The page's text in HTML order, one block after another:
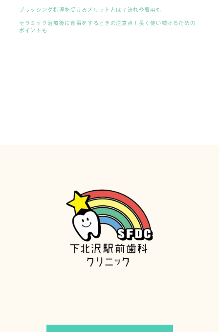
ブラッシング指導を受けるメリットとは？流れや費用も
セラミック治療後に食事をするときの注意点！長く使い続けるための
ポイントも